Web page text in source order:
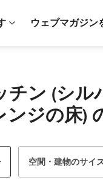
ウェブマガジン
ン (シ
ジの床)
空間・建物のサイ